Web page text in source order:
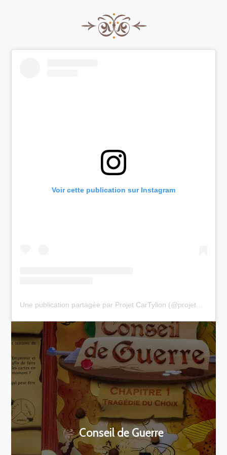
Voir cette publication sur Instagram
Une publication partagée par Projet CarTylion (@projet_cartylion)
Conseil de Guerre